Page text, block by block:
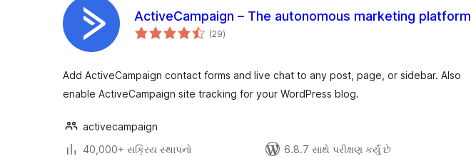
ActiveCampaign – The autonomous marketing platform
(29કુલ
રેટિંગ્સ
)
Add ActiveCampaign contact forms and live chat to any post, page, or sidebar. Also
enable ActiveCampaign site tracking for your WordPress blog.
activecampaign
40,000+ સક્રિય સ્થાપનો
6.8.7 સાથે પરીક્ષણ કર્યું છે